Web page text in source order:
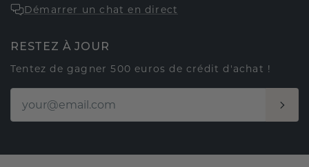
Démarrer un chat en direct
RESTEZ À JOUR
Tentez de gagner 500 euros de crédit d'achat !